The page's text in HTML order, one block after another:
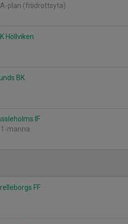
plan (friidrottsyta)
Höllviken
BK
IF
manna
FF